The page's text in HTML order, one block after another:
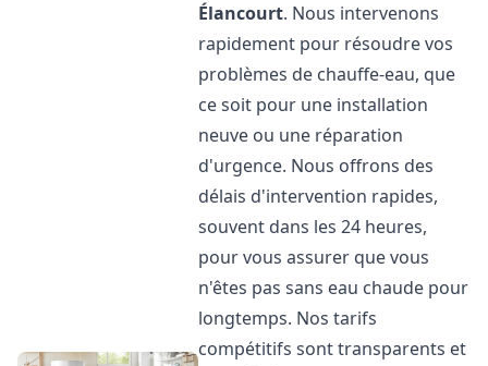
Élancourt. Nous intervenons
rapidement pour résoudre vos
problèmes de chauffe-eau, que
ce soit pour une installation
neuve ou une réparation
d'urgence. Nous offrons des
délais d'intervention rapides,
souvent dans les 24 heures,
pour vous assurer que vous
n'êtes pas sans eau chaude pour
longtemps. Nos tarifs
compétitifs sont transparents et